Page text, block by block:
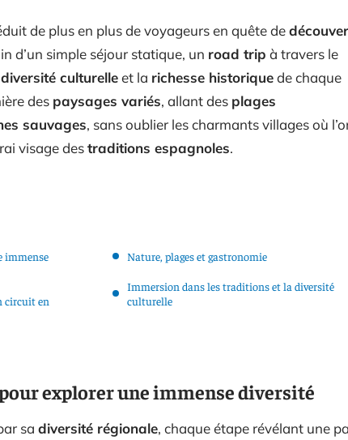
de plus en plus de voyageurs en quête de
d’un simple séjour statique, un road trip à travers le
diversité culturelleet la richesse historiquede chaque
des paysages variés, allant des plages
sauvages, sans oublier les charmants villages où
visage destraditions espagnoles.
immense
circuit en
Nature, plages et gastronomie
Immersion dans les traditions et la diversité
culturelle
explorer une immense diversité
sa diversité régionale, chaque étape révélant une